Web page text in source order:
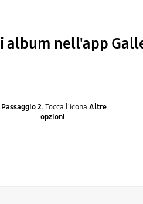
album nell'app
Passaggio 2.Tocca l'icona Altre
opzioni.